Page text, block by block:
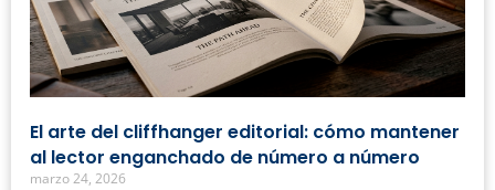
El arte del cliffhanger editorial: cómo mantener
al lector enganchado de número a número
marzo 24, 2026